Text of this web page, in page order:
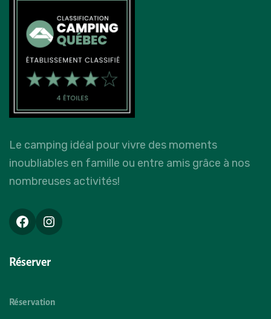
Le camping idéal pour vivre des moments
inoubliables en famille ou entre amis grâce à nos
nombreuses activités!
Réserver
Réservation